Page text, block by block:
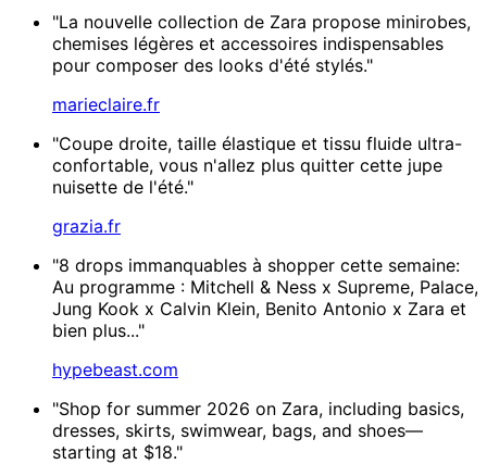
"La nouvelle collection de Zara propose minirobes,
chemises légères et accessoires indispensables
pour composer des looks d'été stylés."
marieclaire.fr
"Coupe droite, taille élastique et tissu fluide ultra-
confortable, vous n'allez plus quitter cette jupe
nuisette de l'été."
grazia.fr
"8 drops immanquables à shopper cette semaine:
Au programme : Mitchell & Ness x Supreme, Palace,
Jung Kook x Calvin Klein, Benito Antonio x Zara et
bien plus..."
hypebeast.com
"Shop for summer 2026 on Zara, including basics,
dresses, skirts, swimwear, bags, and shoes—
starting at $18."